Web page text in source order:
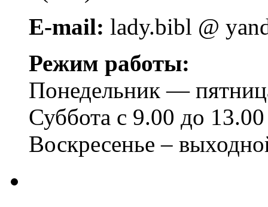
E-mail: lady.bibl @
Режим работы:
Понедельник —
Суббота с 9.00 до 13.00
Воскресенье –